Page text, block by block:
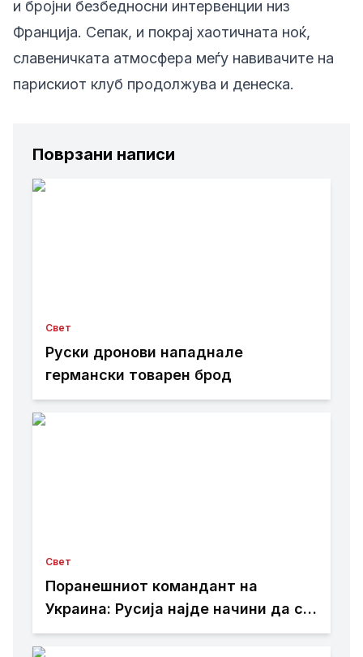
и бројни безбедносни интервенции низ
Франција. Сепак, и покрај хаотичната ноќ,
славеничката атмосфера меѓу навивачите на
парискиот клуб продолжува и денеска.
Поврзани написи
Свет
Руски дронови нападнале
германски товарен брод
Свет
Поранешниот командант на
Украина: Русија најде начини да се
спротивстави на западното оружје